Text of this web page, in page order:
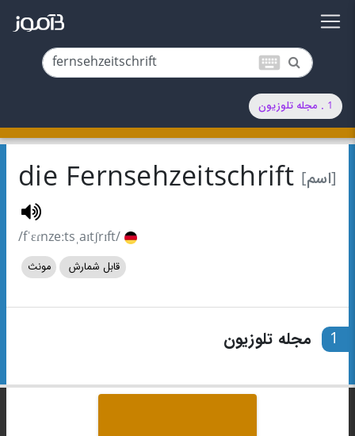
keyboard
1 . مجله تلوزیون
[اسم] die Fernsehzeitschrift
/fˈɛɾnzeːtsˌaɪtʃrɪft/
قابل شمارش مونث
1 مجله تلوزیون